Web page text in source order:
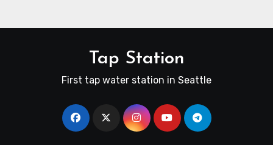
Tap Station
First tap water station in Seattle